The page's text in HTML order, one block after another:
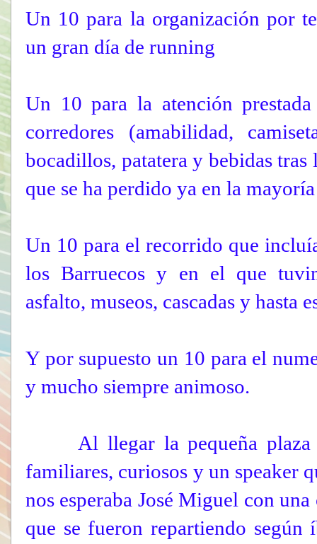
Un 10 para la organización por
un gran día de running
Un 10 para la atención
corredores (amabilidad,
bocadillos, patatera y bebidas
que se ha perdido ya en la
Un 10 para el recorrido que
los Barruecos y en el que
asfalto, museos, cascadas y hasta
Y por supuesto un 10 para el
y mucho siempre animoso.
Al llegar la pequeña plaza
familiares, curiosos y un speaker
nos esperaba José Miguel con
que se fueron repartiendo según